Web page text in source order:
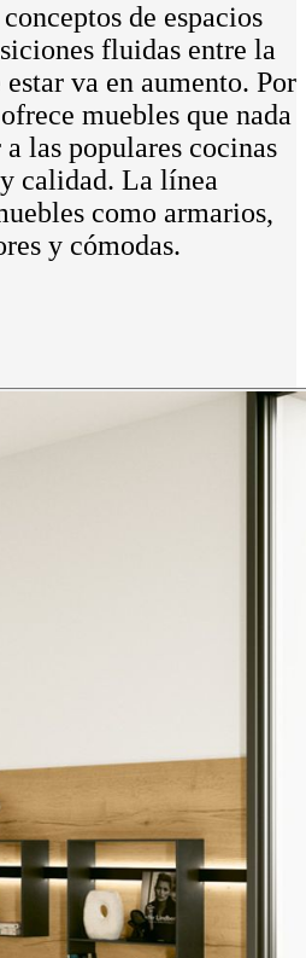
de espacios
fluidas entre la
va en aumento. Por
muebles que nada
las populares cocinas
calidad. La línea
como armarios,
y cómodas.